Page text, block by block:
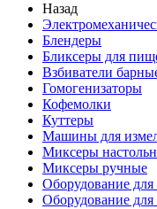
Назад
Блендеры
Бликсеры для
Взбиватели
Гомогенизаторы
Кофемолки
Куттеры
Машины для
Миксеры
Миксеры ручные
Оборудование
Оборудование